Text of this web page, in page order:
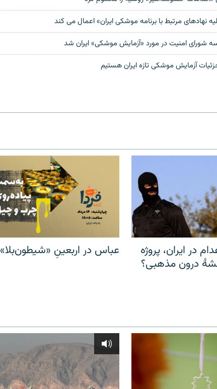
نهادهای مرتبط با برنامه موشکی ایران» اعمال می کند
شورای امنیت در مورد «آزمایش موشکی» ایران شد
آزمایش موشکی تازه ایران هستیم
در ایران، پروژه
درون مذهبی؟
عباس در اربعینِ «شیطون‌بلا»